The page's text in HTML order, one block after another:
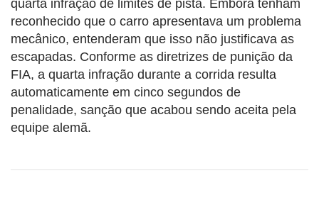
quarta infração de limites de pista. Embora tenham
reconhecido que o carro apresentava um problema
mecânico, entenderam que isso não justificava as
escapadas. Conforme as diretrizes de punição da
FIA, a quarta infração durante a corrida resulta
automaticamente em cinco segundos de
penalidade, sanção que acabou sendo aceita pela
equipe alemã.